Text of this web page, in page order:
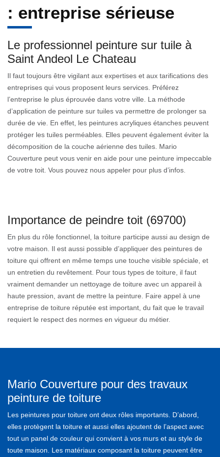
: entreprise sérieuse
Le professionnel peinture sur tuile à
Saint Andeol Le Chateau
Il faut toujours être vigilant aux expertises et aux tarifications des
entreprises qui vous proposent leurs services. Préférez
l’entreprise le plus éprouvée dans votre ville. La méthode
d’application de peinture sur tuiles va permettre de prolonger sa
durée de vie. En effet, les peintures acryliques étanches peuvent
protéger les tuiles perméables. Elles peuvent également éviter la
décomposition de la couche aérienne des tuiles. Mario
Couverture peut vous venir en aide pour une peinture impeccable
de votre toit. Vous pouvez nous appeler pour plus d’infos.
Importance de peindre toit (69700)
En plus du rôle fonctionnel, la toiture participe aussi au design de
votre maison. Il est aussi possible d’appliquer des peintures de
toiture qui offrent en même temps une touche visible spéciale, et
un entretien du revêtement. Pour tous types de toiture, il faut
vraiment demander un nettoyage de toiture avec un appareil à
haute pression, avant de mettre la peinture. Faire appel à une
entreprise de toiture réputée est important, du fait que le travail
requiert le respect des normes en vigueur du métier.
Mario Couverture pour des travaux
peinture de toiture
Les peintures pour toiture ont deux rôles importants. D’abord,
elles protègent la toiture et aussi elles ajoutent de l’aspect avec
tout un panel de couleur qui convient à vos murs et au style de
toute maison. Les matériaux composant la toiture peuvent être